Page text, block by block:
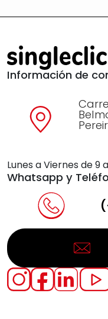
Información de
Lunes a Viernes de 9
Whatsapp y